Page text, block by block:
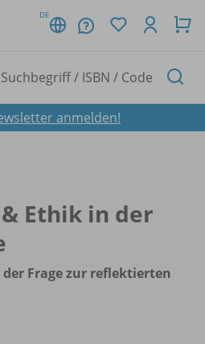
DE
anmelden!
Ethik in der
Frage zur reflektierten